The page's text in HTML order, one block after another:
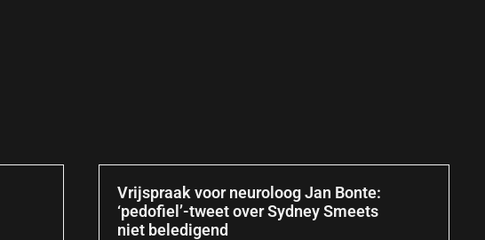
Vrijspraak voor neuroloog Jan Bonte:
‘pedofiel’-tweet over Sydney Smeets
niet beledigend